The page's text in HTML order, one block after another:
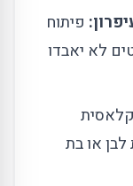
פיתוח
לא יאבדו
או בת